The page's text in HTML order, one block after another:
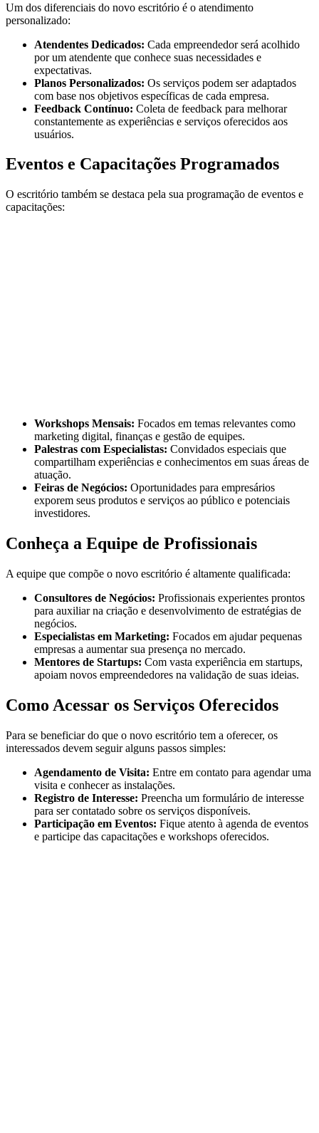
Um dos diferenciais do novo escritório é o atendimento
personalizado:
Atendentes Dedicados: Cada empreendedor será acolhido
por um atendente que conhece suas necessidades e
expectativas.
Planos Personalizados: Os serviços podem ser adaptados
com base nos objetivos específicas de cada empresa.
Feedback Contínuo: Coleta de feedback para melhorar
constantemente as experiências e serviços oferecidos aos
usuários.
Eventos e Capacitações Programados
O escritório também se destaca pela sua programação de eventos e
capacitações:
Workshops Mensais: Focados em temas relevantes como
marketing digital, finanças e gestão de equipes.
Palestras com Especialistas: Convidados especiais que
compartilham experiências e conhecimentos em suas áreas de
atuação.
Feiras de Negócios: Oportunidades para empresários
exporem seus produtos e serviços ao público e potenciais
investidores.
Conheça a Equipe de Profissionais
A equipe que compõe o novo escritório é altamente qualificada:
Consultores de Negócios: Profissionais experientes prontos
para auxiliar na criação e desenvolvimento de estratégias de
negócios.
Especialistas em Marketing: Focados em ajudar pequenas
empresas a aumentar sua presença no mercado.
Mentores de Startups: Com vasta experiência em startups,
apoiam novos empreendedores na validação de suas ideias.
Como Acessar os Serviços Oferecidos
Para se beneficiar do que o novo escritório tem a oferecer, os
interessados devem seguir alguns passos simples:
Agendamento de Visita: Entre em contato para agendar uma
visita e conhecer as instalações.
Registro de Interesse: Preencha um formulário de interesse
para ser contatado sobre os serviços disponíveis.
Participação em Eventos: Fique atento à agenda de eventos
e participe das capacitações e workshops oferecidos.